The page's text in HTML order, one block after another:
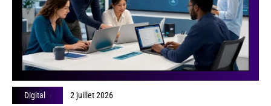
Digital 2 juillet 2026